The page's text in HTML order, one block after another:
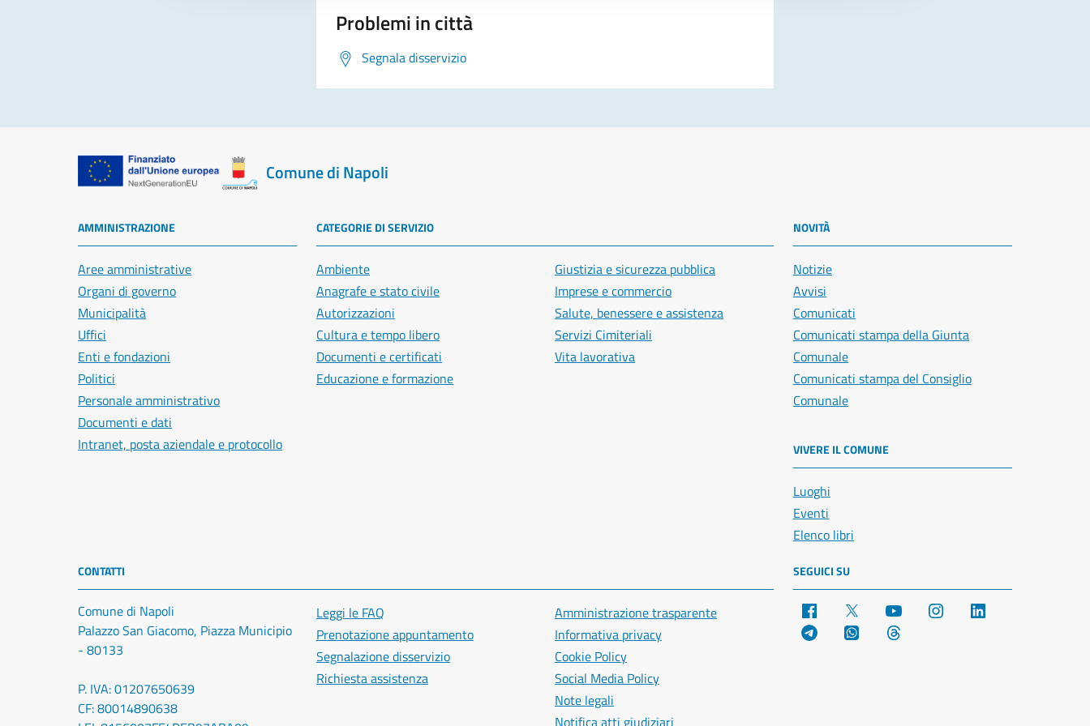
Problemi in città
Segnala disservizio
Comune di Napoli
AMMINISTRAZIONE
Aree amministrative
Organi di governo
Municipalità
Uffici
Enti e fondazioni
Politici
Personale amministrativo
Documenti e dati
Intranet, posta aziendale e protocollo
CATEGORIE DI SERVIZIO
Ambiente
Anagrafe e stato civile
Autorizzazioni
Cultura e tempo libero
Documenti e certificati
Educazione e formazione
Giustizia e sicurezza pubblica
Imprese e commercio
Salute, benessere e assistenza
Servizi Cimiteriali
Vita lavorativa
NOVITÀ
Notizie
Avvisi
Comunicati
Comunicati stampa della Giunta
Comunale
Comunicati stampa del Consiglio
Comunale
VIVERE IL COMUNE
Luoghi
Eventi
Elenco libri
CONTATTI
Comune di Napoli
Palazzo San Giacomo, Piazza Municipio
- 80133
P. IVA: 01207650639
CF: 80014890638
Leggi le FAQ
Prenotazione appuntamento
Segnalazione disservizio
Richiesta assistenza
Amministrazione trasparente
Informativa privacy
Cookie Policy
Social Media Policy
Note legali
SEGUICI SU
Facebook YouTube Instagram
Telegram WhatsApp